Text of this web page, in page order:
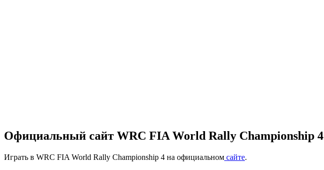
Официальный сайт WRC FIA World Rally Championship 4
Играть в WRC FIA World Rally Championship 4 на официальном сайте.